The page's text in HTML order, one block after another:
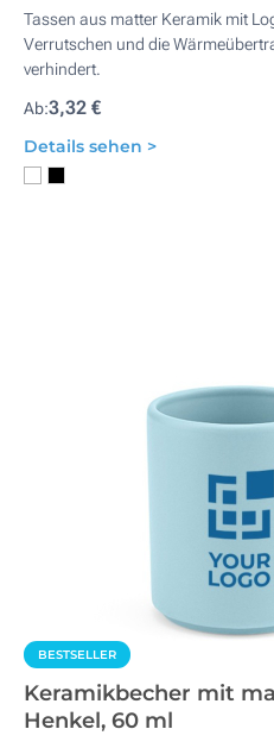
Tassen aus matter Keramik mit
Verrutschen und die
verhindert.
Ab:3,32 €
Details sehen >
BESTSELLER
Keramikbecher mit
Henkel, 60 ml